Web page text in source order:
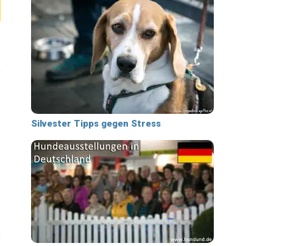
Silvester Tipps gegen Stress